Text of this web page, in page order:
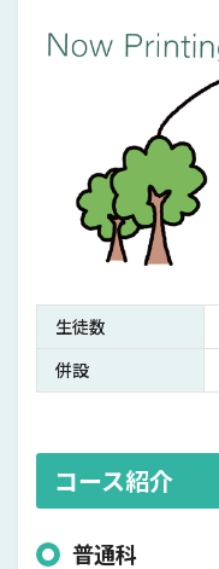
生徒数
併設
コース紹介
普通科